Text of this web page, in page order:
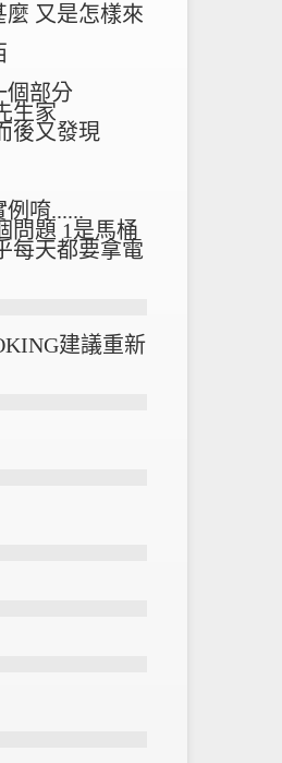
又是怎樣來
個部分
生家
後又發現
唷......
問題 1是馬桶
每天都要拿電
建議重新